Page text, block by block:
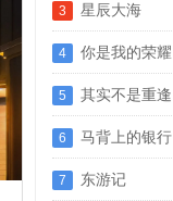
3 星辰大海
4 你是我的荣耀
5 其实不是重逢
6 马背上的银行
7 东游记